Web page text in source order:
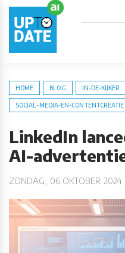
HOME BLOG IN-DE-KIJKER
SOCIAL-MEDIA-EN-CONTENTCREATIE
LinkedIn
AI-
ZONDAG, 06 OKTOBER 2024